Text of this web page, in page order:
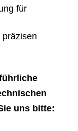
für
uns bitte: